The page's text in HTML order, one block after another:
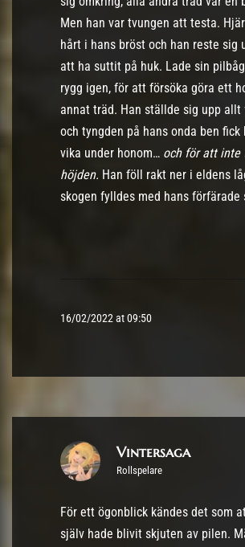
Men han var tvungen att testa.
hårt i hans bröst och han reste sig
att ha suttit på huk. Lade sin
rygg igen, för att försöka göra ett
annat träd. Han ställde sig upp allt
och tyngden på hans onda ben fick
vika under honom… och för att inte
höjden. Han föll rakt ner i eldens
skogen fylldes med hans förfärade
16/02/2022 at 09:50
Vintersaga
Rollspelare
För ett ögonblick kändes det som
själv hade blivit skjuten av pilen.